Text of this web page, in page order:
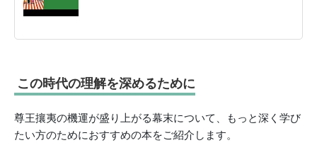
この時代の理解を深めるために
尊王攘夷の機運が盛り上がる幕末について、もっと深く学び
たい方のためにおすすめの本をご紹介します。